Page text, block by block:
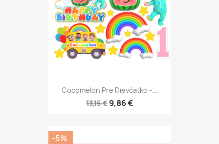
Cocomelon Pre Dievčatko -...
13,15 € 9,86 €
-5%